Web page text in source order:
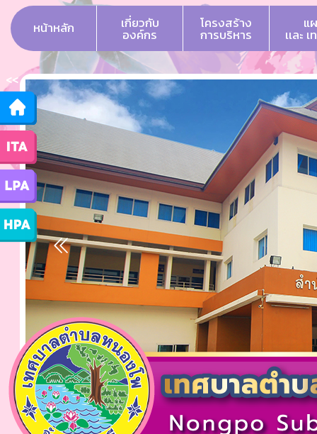
<<
หน้าหลัก เกี่ยวกับ
องค์กร
โครงสร้าง
การบริหาร
แ
เเละ